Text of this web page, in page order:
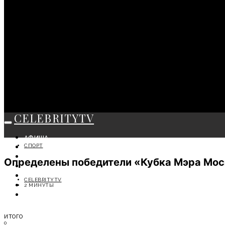
CELEBRITYTV
АФИША
СОБЫТИЯ
МОДА
ЛИЧНОСТЬ
ОТДЫХ
СПОРТ
Определены победители «Кубка Мэра
CELEBRITYTV
2 МИНУТЫ
ИТОГО
0